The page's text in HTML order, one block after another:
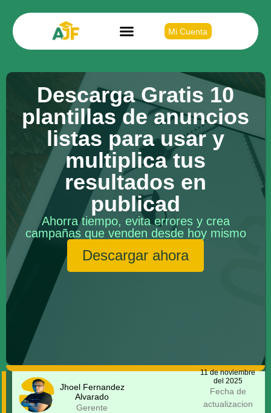
Mi Cuenta
Descarga Gratis 10
plantillas de anuncios
listas para usar y
multiplica tus
resultados en
publicad
Ahorra tiempo, evita errores y crea
campañas que venden desde hoy mismo
Descargar ahora
Jhoel Fernandez
Alvarado
Gerente
11 de noviembre
del 2025
Fecha de
actualizacion